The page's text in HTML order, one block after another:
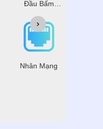
Đầu Bấm
Mạng
Nhân Mạng